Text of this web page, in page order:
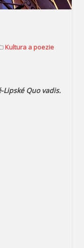
Kultura a poezie
Lipské Quo vadis.